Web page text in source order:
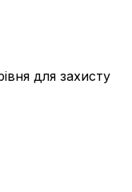
для захисту